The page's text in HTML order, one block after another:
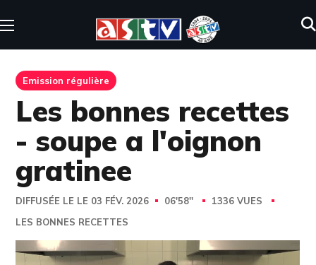
Emission régulière
Les bonnes recettes
- soupe a l'oignon
gratinee
DIFFUSÉE LE LE 03 FÉV. 2026 06'58''
1336 VUES
LES BONNES RECETTES